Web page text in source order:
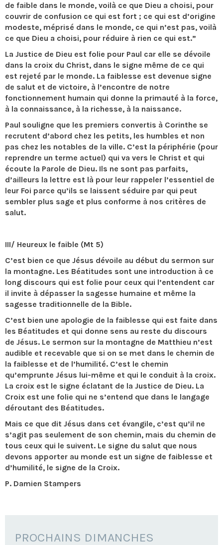
de faible dans le monde, voilà ce que Dieu a choisi, pour
couvrir de confusion ce qui est fort ; ce qui est d’origine
modeste, méprisé dans le monde, ce qui n’est pas, voilà
ce que Dieu a choisi, pour réduire à rien ce qui est.”
La Justice de Dieu est folie pour Paul car elle se dévoile
dans la croix du Christ, dans le signe même de ce qui
est rejeté par le monde. La faiblesse est devenue signe
de salut et de victoire, à l’encontre de notre
fonctionnement humain qui donne la primauté à la force,
à la connaissance, à la richesse, à la naissance.
Paul souligne que les premiers convertis à Corinthe se
recrutent d’abord chez les petits, les humbles et non
pas chez les notables de la ville. C’est la périphérie (pour
reprendre un terme actuel) qui va vers le Christ et qui
écoute la Parole de Dieu. Ils ne sont pas parfaits,
d’ailleurs la lettre est là pour leur rappeler l’essentiel de
leur Foi parce qu’ils se laissent séduire par qui peut
sembler plus sage et plus conforme à nos critères de
salut.
III/ Heureux le faible (Mt 5)
C’est bien ce que Jésus dévoile au début du sermon sur
la montagne. Les Béatitudes sont une introduction à ce
long discours qui est folie pour ceux qui l’entendent car
il invite à dépasser la sagesse humaine et même la
sagesse traditionnelle de la Bible.
C’est bien une apologie de la faiblesse qui est faite dans
les Béatitudes et qui donne sens au reste du discours
de Jésus. Le sermon sur la montagne de Matthieu n’est
audible et recevable que si on se met dans le chemin de
la faiblesse et de l’humilité. C’est le chemin
qu’emprunte Jésus lui-même et qui le conduit à la croix.
La croix est le signe éclatant de la Justice de Dieu. La
Croix est une folie qui ne s’entend que dans le langage
déroutant des Béatitudes.
Mais ce que dit Jésus dans cet évangile, c’est qu’il ne
s’agit pas seulement de son chemin, mais du chemin de
tous ceux qui le suivent. Le signe du salut que nous
devons apporter au monde est un signe de faiblesse et
d’humilité, le signe de la Croix.
P. Damien Stampers
PROCHAINS DIMANCHES